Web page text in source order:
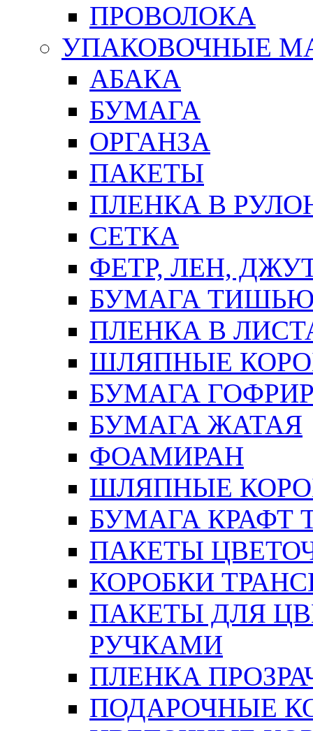
ПРОВОЛОКА
УПАКОВОЧНЫЕ
АБАКА
БУМАГА
ОРГАНЗА
ПАКЕТЫ
ПЛЕНКА В
СЕТКА
ФЕТР, ЛЕН,
БУМАГА
ПЛЕНКА В
ШЛЯПНЫЕ
БУМАГА
БУМАГА ЖАТАЯ
ФОАМИРАН
ШЛЯПНЫЕ
БУМАГА КРАФТ
ПАКЕТЫ
КОРОБКИ
ПАКЕТЫ ДЛЯ
РУЧКАМИ
ПЛЕНКА
ПОДАРОЧНЫЕ